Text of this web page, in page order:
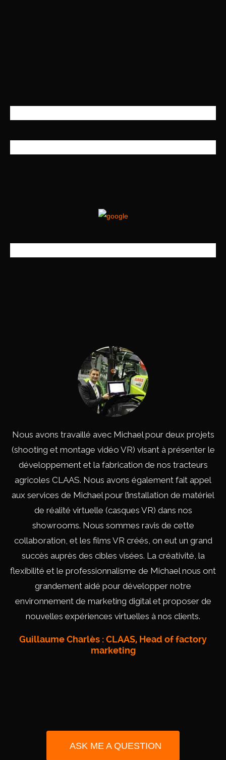
Nous avons travaillé avec Michael pour deux projets
(shooting et montage vidéo VR) visant à présenter le
développement et la fabrication de nos tracteurs
agricoles CLAAS. Nous avons également fait appel
aux services de Michael pour l’installation de matériel
de réalité virtuelle (casques VR) dans nos
showrooms. Nous sommes ravis de cette
collaboration, et les films VR créés, on eut un grand
succès auprès des cibles visées. La créativité, la
flexibilité et le professionnalisme de Michael nous ont
grandement aidé pour développer notre
environnement de marketing digital et proposer de
nouvelles expériences virtuelles à nos clients.
Guillaume Charlès : CLAAS, Head of factory
marketing
ASK ME A QUESTION